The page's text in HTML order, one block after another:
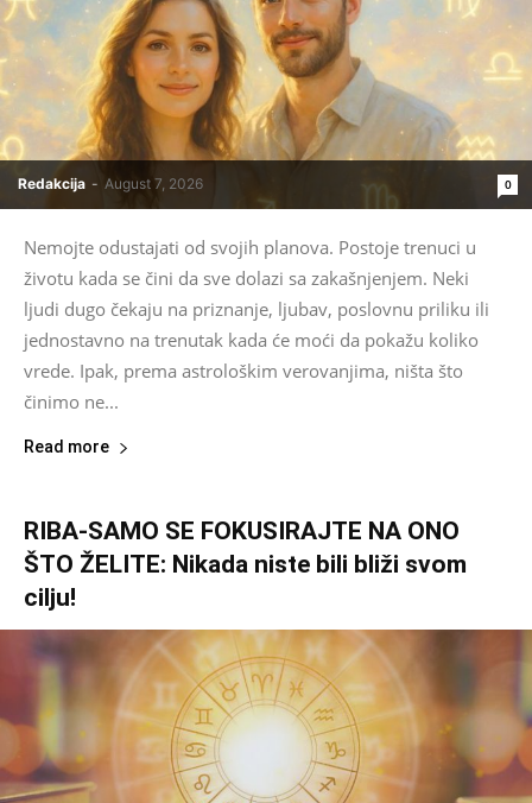
Redakcija - August 7, 2026 0
Nemojte odustajati od svojih planova. Postoje trenuci u
životu kada se čini da sve dolazi sa zakašnjenjem. Neki
ljudi dugo čekaju na priznanje, ljubav, poslovnu priliku ili
jednostavno na trenutak kada će moći da pokažu koliko
vrede. Ipak, prema astrološkim verovanjima, ništa što
činimo ne...
Read more
RIBA-SAMO SE FOKUSIRAJTE NA ONO
ŠTO ŽELITE: Nikada niste bili bliži svom
cilju!